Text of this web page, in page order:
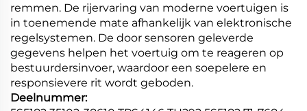
remmen. De rijervaring van moderne voertuigen is
in toenemende mate afhankelijk van elektronische
regelsystemen. De door sensoren geleverde
gegevens helpen het voertuig om te reageren op
bestuurdersinvoer, waardoor een soepelere en
responsievere rit wordt geboden.
Deelnummer: